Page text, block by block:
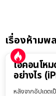
เรื่องห้ามพ
ไอคอนโห
อย่างไร
หลังจากอัปเดต